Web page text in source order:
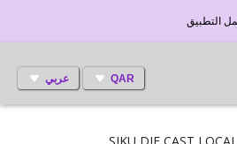
التطبيق
QAR عربي